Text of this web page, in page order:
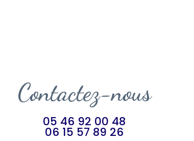
Contactez-nous
05 46 92 00 48
06 15 57 89 26